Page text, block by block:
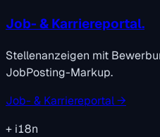
Job- & Karriereportal.
Stellenanzeigen mit
JobPosting-Markup.
Job- & Karriereportal →
+ i18n